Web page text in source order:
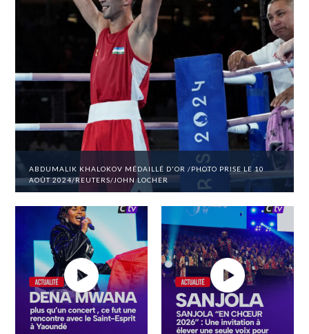
ABDUMALIK KHALOKOV MÉDAILLÉ D'OR /PHOTO PRISE LE 10
AOÛT 2024/REUTERS/JOHN LOCHER